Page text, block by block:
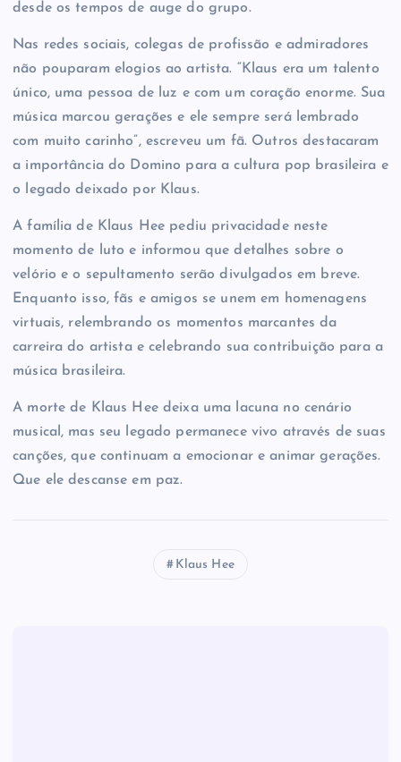
desde os tempos de auge do grupo.
Nas redes sociais, colegas de profissão e admiradores
não pouparam elogios ao artista. “Klaus era um talento
único, uma pessoa de luz e com um coração enorme. Sua
música marcou gerações e ele sempre será lembrado
com muito carinho”, escreveu um fã. Outros destacaram
a importância do Domino para a cultura pop brasileira e
o legado deixado por Klaus.
A família de Klaus Hee pediu privacidade neste
momento de luto e informou que detalhes sobre o
velório e o sepultamento serão divulgados em breve.
Enquanto isso, fãs e amigos se unem em homenagens
virtuais, relembrando os momentos marcantes da
carreira do artista e celebrando sua contribuição para a
música brasileira.
A morte de Klaus Hee deixa uma lacuna no cenário
musical, mas seu legado permanece vivo através de suas
canções, que continuam a emocionar e animar gerações.
Que ele descanse em paz.
Klaus Hee